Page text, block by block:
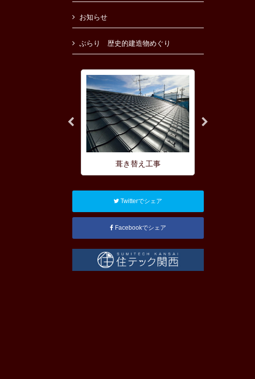
お知らせ
ぶらり 歴史的建造物めぐり
葺き替え工事
Twitterでシェア
Facebookでシェア